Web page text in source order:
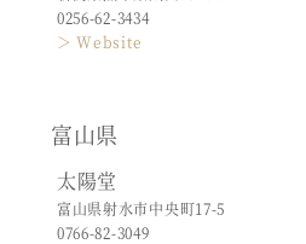
0256-62-3434
＞ Website
富山県
太陽堂
富山県射水市中央町17-5
0766-82-3049